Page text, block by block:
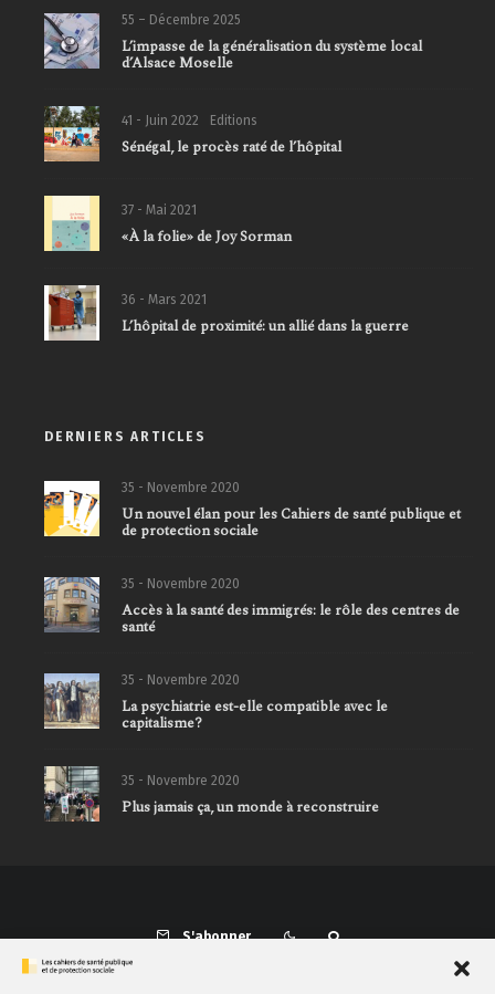
55 – Décembre 2025
L’impasse de la généralisation du système local
d’Alsace Moselle
41 - Juin 2022 Editions
Sénégal, le procès raté de l’hôpital
37 - Mai 2021
«À la folie» de Joy Sorman
36 - Mars 2021
L’hôpital de proximité: un allié dans la guerre
DERNIERS ARTICLES
35 - Novembre 2020
Un nouvel élan pour les Cahiers de santé publique et
de protection sociale
35 - Novembre 2020
Accès à la santé des immigrés: le rôle des centres de
santé
35 - Novembre 2020
La psychiatrie est-elle compatible avec le
capitalisme?
35 - Novembre 2020
Plus jamais ça, un monde à reconstruire
S'abonner